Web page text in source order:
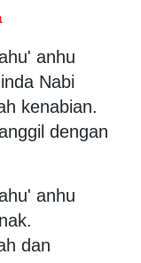
anhu
Nabi
kenabian.
dengan
anhu
dan